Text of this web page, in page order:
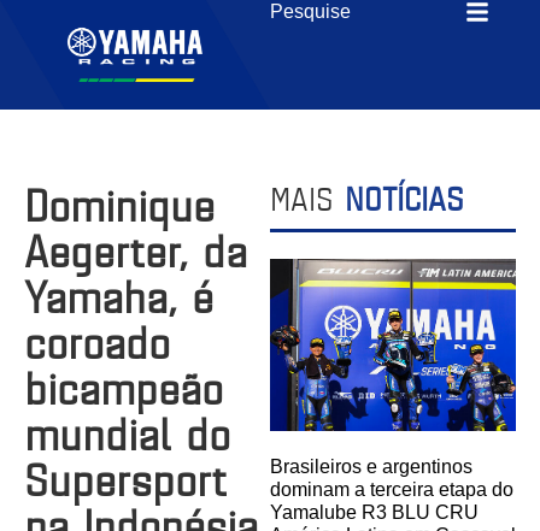
Dominique
Aegerter, da
Yamaha, é
coroado
bicampeão
mundial do
Supersport
MAIS NOTÍCIAS
Brasileiros e argentinos
dominam a terceira etapa do
Yamalube R3 BLU CRU